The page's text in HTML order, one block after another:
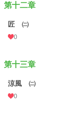
第十二章
匠 ㈡
0
第十三章
涼風 ㈡
0